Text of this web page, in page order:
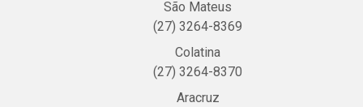
São Mateus
(27) 3264-8369
Colatina
(27) 3264-8370
Aracruz